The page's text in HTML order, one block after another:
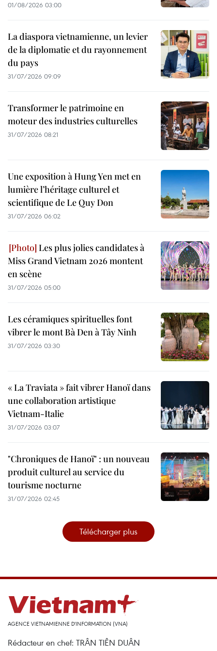
01/08/2026 03:00
La diaspora vietnamienne, un levier
de la diplomatie et du rayonnement
du pays
31/07/2026 09:09
Transformer le patrimoine en
moteur des industries culturelles
31/07/2026 08:21
Une exposition à Hung Yen met en
lumière l’héritage culturel et
scientifique de Le Quy Don
31/07/2026 06:02
Les plus jolies candidates à
Miss Grand Vietnam 2026 montent
en scène
31/07/2026 05:00
Les céramiques spirituelles font
vibrer le mont Bà Den à Tây Ninh
31/07/2026 03:30
« La Traviata » fait vibrer Hanoï dans
une collaboration artistique
Vietnam-Italie
31/07/2026 03:07
"Chroniques de Hanoï" : un nouveau
produit culturel au service du
tourisme nocturne
31/07/2026 02:45
Télécharger plus
AGENCE VIETNAMIENNE D'INFORMATION (VNA)
Rédacteur en chef: TRÂN TIÊN DUÂN